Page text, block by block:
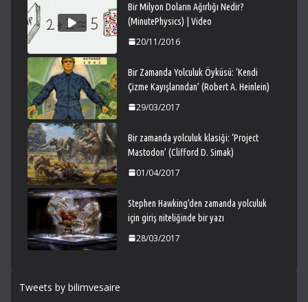
Bir Milyon Doların Ağırlığı Nedir?
(MinutePhysics) | Video
20/11/2016
Bir Zamanda Yolculuk Öyküsü: ‘Kendi
Çizme Kayışlarından’ (Robert A. Heinlein)
29/03/2017
Bir zamanda yolculuk klasiği: ‘Project
Mastodon’ (Clifford D. Simak)
01/04/2017
Stephen Hawking’den zamanda yolculuk
için giriş niteliğinde bir yazı
28/03/2017
Tweets by bilimvesaire